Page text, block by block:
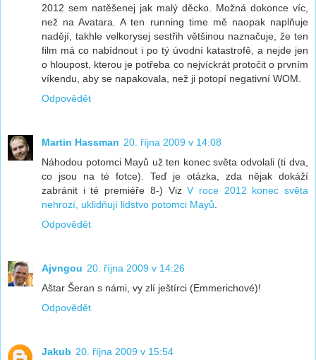
2012 sem natěšenej jak malý děcko. Možná dokonce víc,
než na Avatara. A ten running time mě naopak naplňuje
nadějí, takhle velkorysej sestřih většinou naznačuje, že ten
film má co nabídnout i po tý úvodní katastrofě, a nejde jen
o hloupost, kterou je potřeba co nejvíckrát protočit o prvním
víkendu, aby se napakovala, než ji potopí negativní WOM.
Odpovědět
Martin Hassman 20. října 2009 v 14:08
Náhodou potomci Mayů už ten konec světa odvolali (ti dva,
co jsou na té fotce). Teď je otázka, zda nějak dokáží
zabránit i té premiéře 8-) VizV roce 2012 konec světa
nehrozí, uklidňují lidstvo potomci Mayů
Odpovědět
Ajvngou 20. října 2009 v 14:26
Aštar Šeran s námi, vy zlí ještírci (Emmerichové)!
Odpovědět
Jakub 20. října 2009 v 15:54